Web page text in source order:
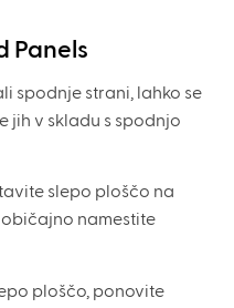
Panels
spodnje strani, lahko se
jih v skladu s spodnjo
slepo ploščo na
namestite
ploščo, ponovite